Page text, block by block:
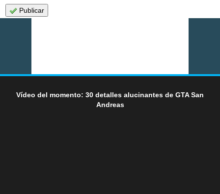
Publicar
Vídeo del momento: 30 detalles alucinantes de GTA San
Andreas